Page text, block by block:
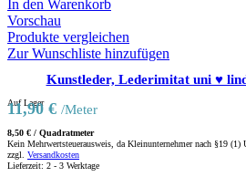
In den Warenkorb
Vorschau
Produkte vergleichen
Zur Wunschliste hinzufügen
Kunstleder, Lederimitat uni ♥
Auf Lager
11,90 € /Meter
8,50 € / Quadratmeter
Kein Mehrwertsteuerausweis, da Kleinunternehmer nach §19 (1)
zzgl. Versandkosten
Lieferzeit: 2 - 3 Werktage